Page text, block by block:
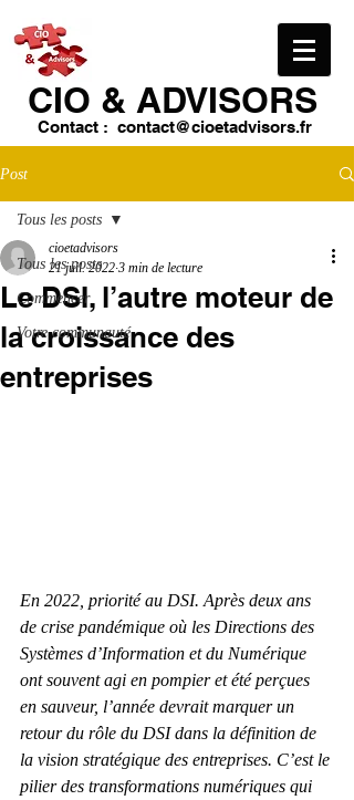
CIO & ​ADVISORS
Contact : contact@cioetadvisors.fr
Post
Tous les posts
Commencer
Votre communauté
Tous les posts
Le DSI, l’autre moteur de
la croissance des
entreprises
cioetadvisors
21 juil. 2022 3 min de lecture
En 2022, priorité au DSI. Après deux ans
de crise pandémique où les Directions des
Systèmes d’Information et du Numérique
ont souvent agi en pompier et été perçues
en sauveur, l’année devrait marquer un
retour du rôle du DSI dans la définition de
la vision stratégique des entreprises. C’est le
pilier des transformations numériques qui